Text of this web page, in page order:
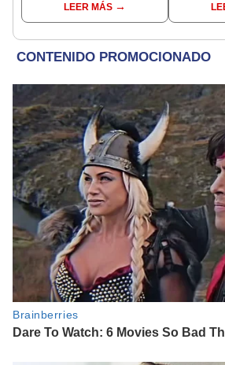
contra: “Parece que los
premian”
LEER MÁS